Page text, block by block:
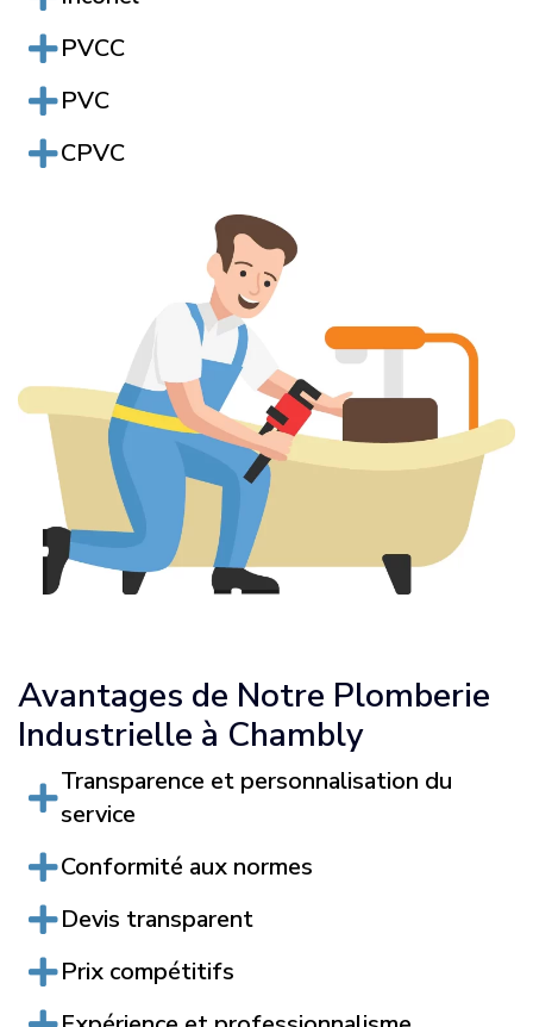
PVCC
PVC
CPVC
Avantages de Notre Plomberie
Industrielle à Chambly
Transparence et personnalisation du
service
Conformité aux normes
Devis transparent
Prix compétitifs